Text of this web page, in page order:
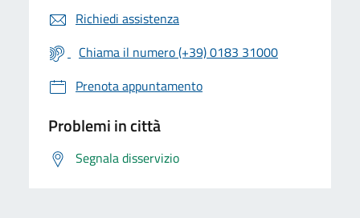
Richiedi assistenza
Chiama il numero (+39) 0183 31000
Prenota appuntamento
Problemi in città
Segnala disservizio